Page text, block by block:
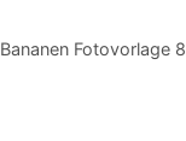
Bananen Fotovorlage 8